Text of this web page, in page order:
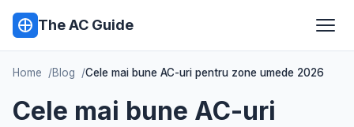
The AC Guide
Home Blog Cele mai bune AC-uri pentru zone umede 2026
Cele mai bune AC-uri